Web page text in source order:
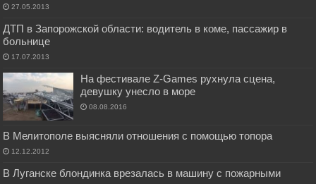
27.05.2013
ДТП в Запорожской области: водитель в коме, пассажир в
больнице
17.07.2013
На фестивале Z-Games рухнула сцена,
девушку унесло в море
08.08.2016
В Мелитополе выясняли отношения с помощью топора
12.12.2012
В Луганске блондинка врезалась в машину с пожарными